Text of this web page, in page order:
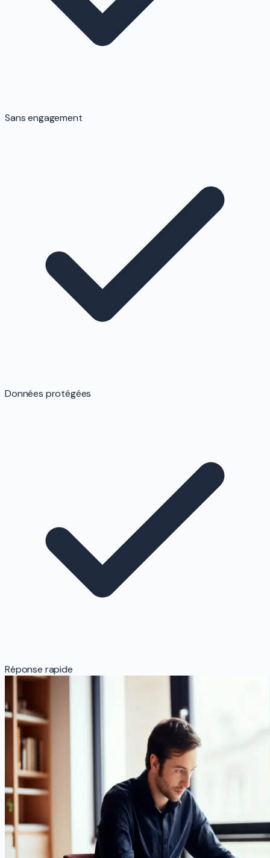
Sans engagement
Données protégées
Réponse rapide